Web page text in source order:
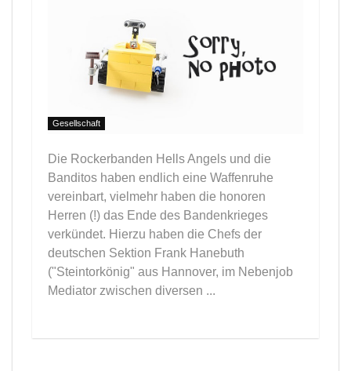
Gesellschaft
Die Rockerbanden Hells Angels und die
Banditos haben endlich eine Waffenruhe
vereinbart, vielmehr haben die honoren
Herren (!) das Ende des Bandenkrieges
verkündet. Hierzu haben die Chefs der
deutschen Sektion Frank Hanebuth
("Steintorkönig" aus Hannover, im Nebenjob
Mediator zwischen diversen ...